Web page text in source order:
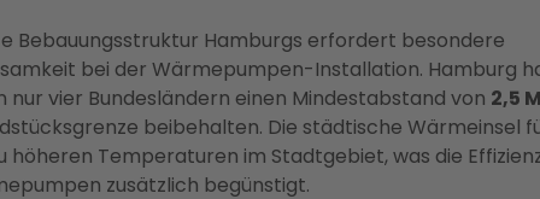
Bebauungsstruktur Hamburgs erfordert besondere
bei der Wärmepumpen-Installation. Hamburg
nur vier Bundesländern einen Mindestabstand von 2,5
beibehalten. Die städtische Wärmeinsel
höheren Temperaturen im Stadtgebiet, was die
zusätzlich begünstigt.